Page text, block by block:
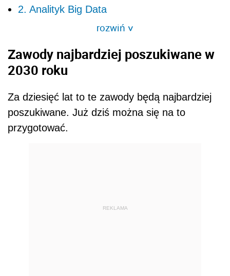
2. Analityk Big Data
rozwiń>
Zawody najbardziej poszukiwane w
2030 roku
Za dziesięć lat to te zawody będą najbardziej
poszukiwane. Już dziś można się na to
przygotować.
REKLAMA